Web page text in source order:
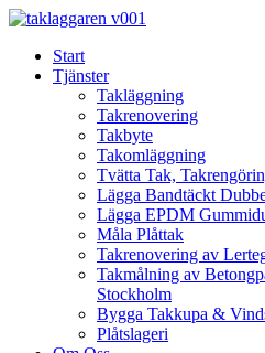
Skip
contentStart
Tjänster
Takläggning
Takrenovering
Takbyte
Takomläggning
Tvätta Tak,
Lägga Bandtäckt
Lägga EPDM
Måla Plåttak
Takrenovering av
Takmålning av
Stockholm
Bygga Takkupa &
Plåtslageri